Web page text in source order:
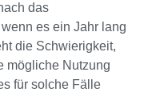
das
es ein Jahr lang
die Schwierigkeit,
mögliche Nutzung
für solche Fälle